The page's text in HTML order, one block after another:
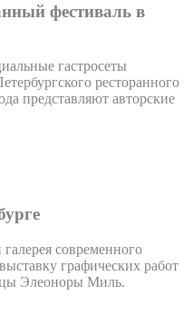
фестиваль в
гастросеты
ресторанного
представляют авторские
современного
графических работ
Элеоноры Миль.